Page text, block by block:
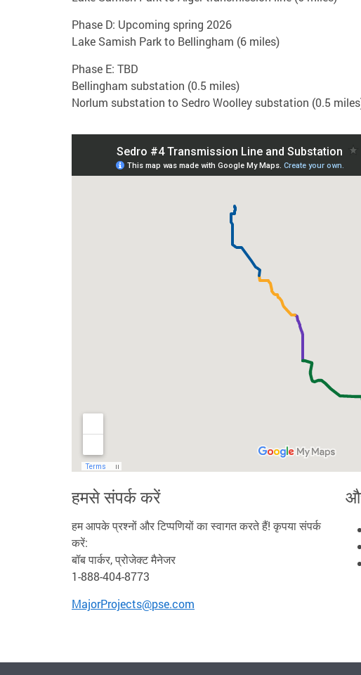
Phase D: Upcoming spring 2026
Lake Samish Park to Bellingham (6 miles)
Phase E: TBD
Bellingham substation (0.5 miles)
Norlum substation to Sedro Woolley substation (0.5
हमसे संपर्क करें
हम आपके प्रश्नों और टिप्पणियों का स्वागत करते हैं! कृपया संपर्क
करें:
बॉब पार्कर, प्रोजेक्ट मैनेजर
1-888-404-8773
MajorProjects@pse.com